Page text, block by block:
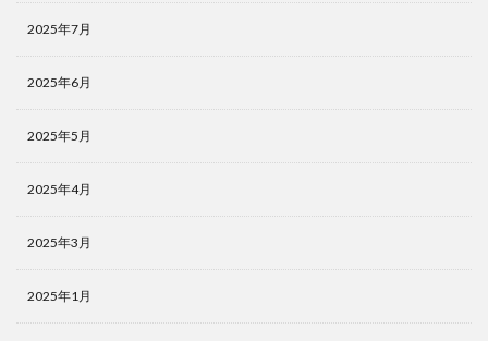
2025年7月
2025年6月
2025年5月
2025年4月
2025年3月
2025年1月